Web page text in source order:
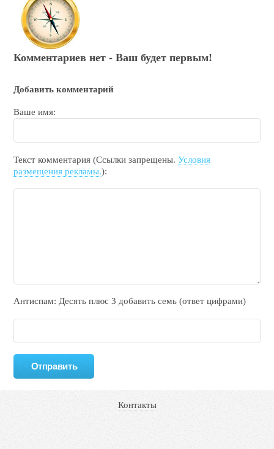
Комментариев нет - Ваш будет первым!
Добавить комментарий
Ваше имя:
Текст комментария (Ссылки запрещены.Условия
размещения рекламы.):
Антиспам: Дecять плюc 3 добавить ceмь (ответ цифрами)
Контакты